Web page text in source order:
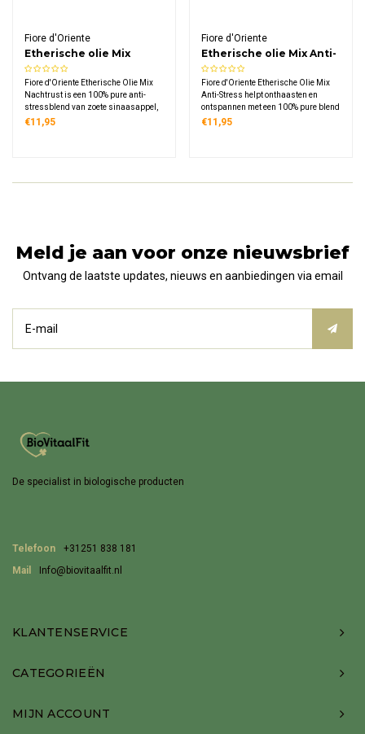
Fiore d'Oriente
Etherische olie Mix
Nachtrust
Fiore d'Oriente Etherische Olie Mix
Nachtrust is een 100% pure anti-
stressblend van zoete sinaasappel,
kamille en lavendel. Kalmeert de
€11,95
Fiore d'Oriente
Etherische olie Mix Anti-
Stress
Fiore d'Oriente Etherische Olie Mix
Anti-Stress helpt onthaasten en
ontspannen met een 100% pure blend
van lavendel, sandelhout en ylang
€11,95
Meld je aan voor onze nieuwsbrief
Ontvang de laatste updates, nieuws en aanbiedingen via email
De specialist in biologische producten
Telefoon
+31251 838 181
Mail
Info@biovitaalfit.nl
KLANTENSERVICE
CATEGORIEËN
MIJN ACCOUNT